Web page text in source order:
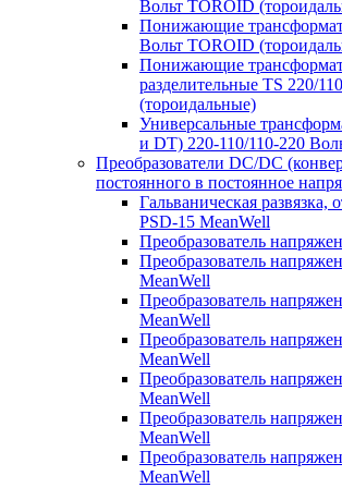
Вольт TOROID
Понижающие
Вольт TOROID
Понижающие
разделительные TS 220/
(тороидальные)
Универсальные
и DT) 220-110/110-220
Преобразователи DC/DC
постоянного в постоянное
Гальваническая развязка,
PSD-15 MeanWell
Преобразователь
Преобразователь
MeanWell
Преобразователь
MeanWell
Преобразователь
MeanWell
Преобразователь
MeanWell
Преобразователь
MeanWell
Преобразователь
MeanWell